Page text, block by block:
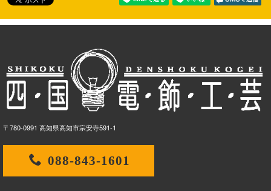
〒780-0991 高知県高知市宗安寺591-1
088-843-1601